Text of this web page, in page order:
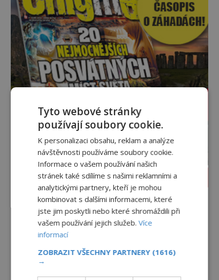
PROLISTOVAT ČASOPIS
Tyto webové stránky
používají soubory cookie.
K personalizaci obsahu, reklam a analýze
návštěvnosti používáme soubory cookie.
Informace o vašem používání našich
stránek také sdílíme s našimi reklamními a
analytickými partnery, kteří je mohou
kombinovat s dalšími informacemi, které
jste jim poskytli nebo které shromáždili při
vašem používání jejich služeb.Více
informací
ZOBRAZIT VŠECHNY PARTNERY (1616)
→